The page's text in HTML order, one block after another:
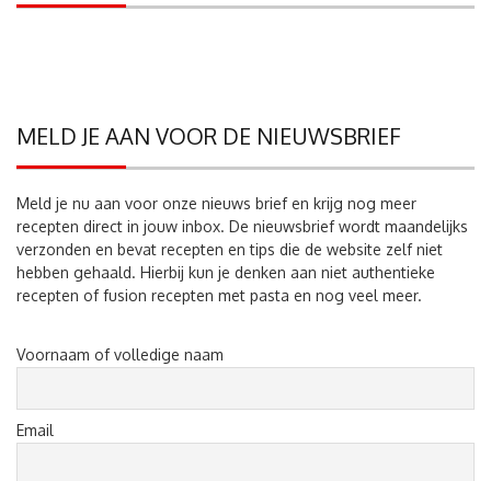
MELD JE AAN VOOR DE NIEUWSBRIEF
Meld je nu aan voor onze nieuws brief en krijg nog meer
recepten direct in jouw inbox. De nieuwsbrief wordt maandelijks
verzonden en bevat recepten en tips die de website zelf niet
hebben gehaald. Hierbij kun je denken aan niet authentieke
recepten of fusion recepten met pasta en nog veel meer.
Voornaam of volledige naam
Email